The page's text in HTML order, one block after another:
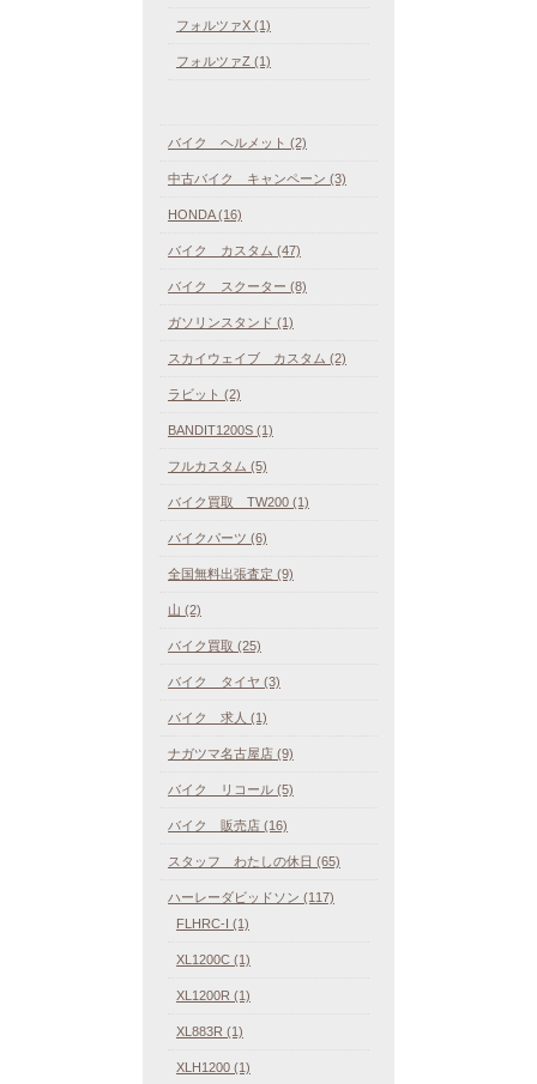
フォルツァX (1)
フォルツァZ (1)
バイク ヘルメット (2)
中古バイク キャンペーン (3)
HONDA (16)
バイク カスタム (47)
バイク スクーター (8)
ガソリンスタンド (1)
スカイウェイブ カスタム (2)
ラビット (2)
BANDIT1200S (1)
フルカスタム (5)
バイク買取 TW200 (1)
バイクパーツ (6)
全国無料出張査定 (9)
山 (2)
バイク買取 (25)
バイク タイヤ (3)
バイク 求人 (1)
ナガツマ名古屋店 (9)
バイク リコール (5)
バイク 販売店 (16)
スタッフ わたしの休日 (65)
ハーレーダビッドソン (117)
FLHRC-I (1)
XL1200C (1)
XL1200R (1)
XL883R (1)
XLH1200 (1)